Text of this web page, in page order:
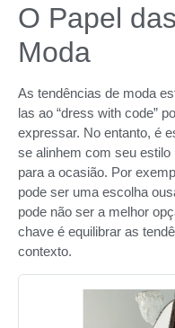
O Papel
Moda
As tendências de moda
las ao “dress with code”
expressar. No entanto, é
se alinhem com seu
para a ocasião. Por
pode ser uma escolha
pode não ser a melhor
chave é equilibrar as
contexto.